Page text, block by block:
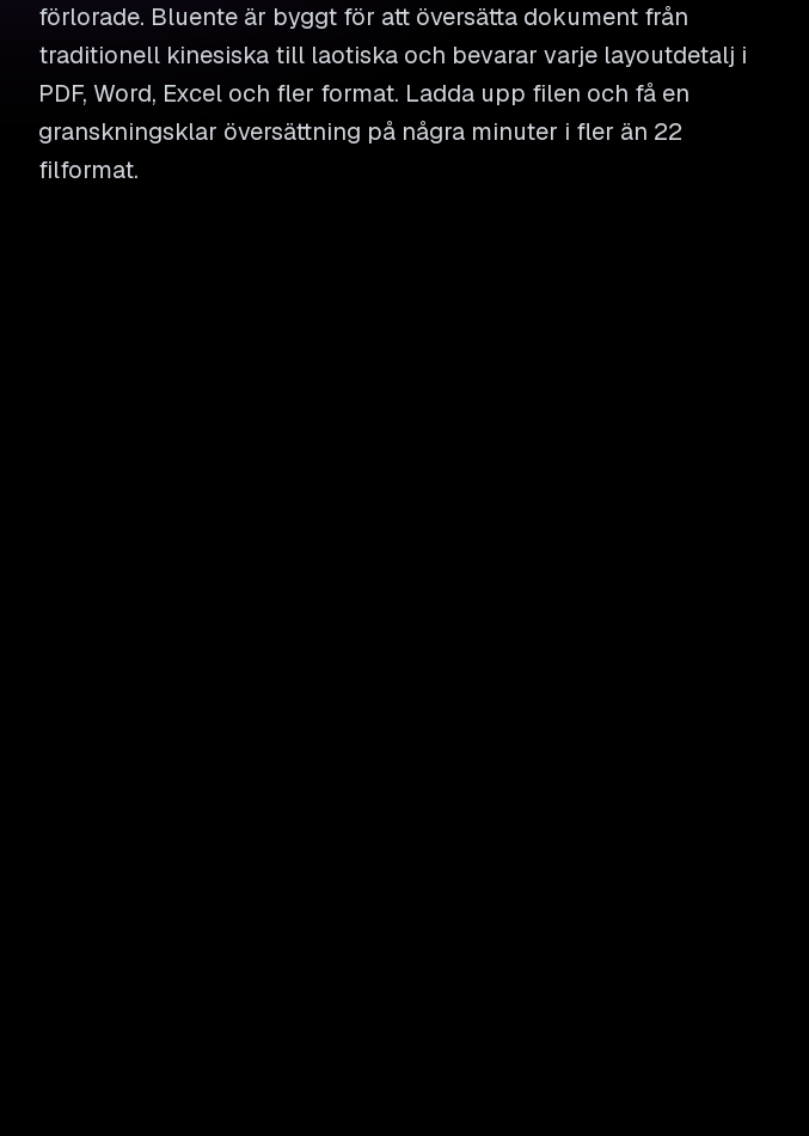
förlorade. Bluente är byggt för att översätta dokument från
traditionell kinesiska till laotiska och bevarar varje layoutdetalj i
PDF, Word, Excel och fler format. Ladda upp filen och få en
granskningsklar översättning på några minuter i fler än 22
filformat.